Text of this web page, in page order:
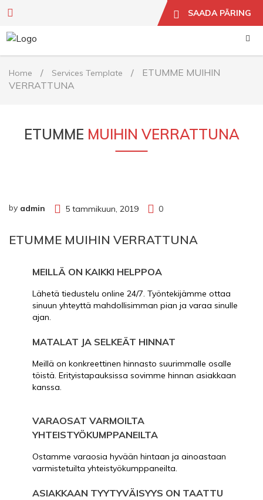
SAADA PÄRING
Home / Services Template /
ETUMME MUIHIN
VERRATTUNA
ETUMME MUIHIN VERRATTUNA
by admin 5 tammikuun, 2019 0
ETUMME MUIHIN VERRATTUNA
MEILLÄ ON KAIKKI HELPPOA
Lähetä tiedustelu online 24/7. Työntekijämme ottaa
sinuun yhteyttä mahdollisimman pian ja varaa sinulle
ajan.
MATALAT JA SELKEÄT HINNAT
Meillä on konkreettinen hinnasto suurimmalle osalle
töistä. Erityistapauksissa sovimme hinnan asiakkaan
kanssa.
VARAOSAT VARMOILTA
YHTEISTYÖKUMPPANEILTA
Ostamme varaosia hyvään hintaan ja ainoastaan
varmistetuilta yhteistyökumppaneilta.
ASIAKKAAN TYYTYVÄISYYS ON TAATTU